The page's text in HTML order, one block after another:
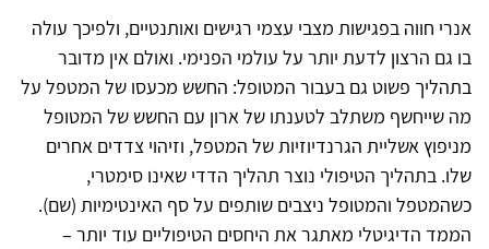
אנרי חווה בפגישות מצבי עצמי רגישים ואותנטיים, ולפיכך עולה
בו גם הרצון לדעת יותר על עולמי הפנימי. ואולם אין מדובר
בתהליך פשוט גם בעבור המטופל: החשש מכעסו של המטפל על
מה שייחשף משתלב לטענתו של ארון עם החשש של המטופל
מניפוץ אשליית הגרנדיוזיות של המטפל, וזיהוי צדדים אחרים
שלו. בתהליך הטיפולי נוצר תהליך הדדי שאינו סימטרי,
כשהמטפל והמטופל ניצבים שותפים על סף האינטימיות (שם).
הממד הדיגיטלי מאתגר את היחסים הטיפוליים עוד יותר –